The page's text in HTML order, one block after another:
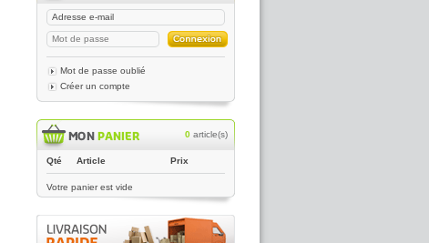
Mot de passe oublié
Créer un compte
0 article(s)
Qté Article Prix
Votre panier est vide